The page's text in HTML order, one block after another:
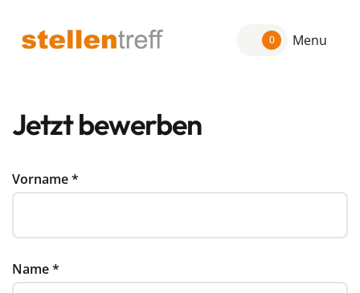
0 Menu
Jetzt bewerben
Vorname*
Name*